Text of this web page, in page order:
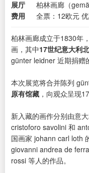
展厅
柏林画廊（
费用
全票：12欧元
柏林画廊成立于1830年
画，其中17世纪意大利
günter leidner 近期捐赠
本次展览将合并陈列
原有馆藏 ，向观众呈现
新入藏的画作分别由意
cristoforo savolini 和
国画家 johann carl loth
giovanni andrea de
rossi 等人的作品。